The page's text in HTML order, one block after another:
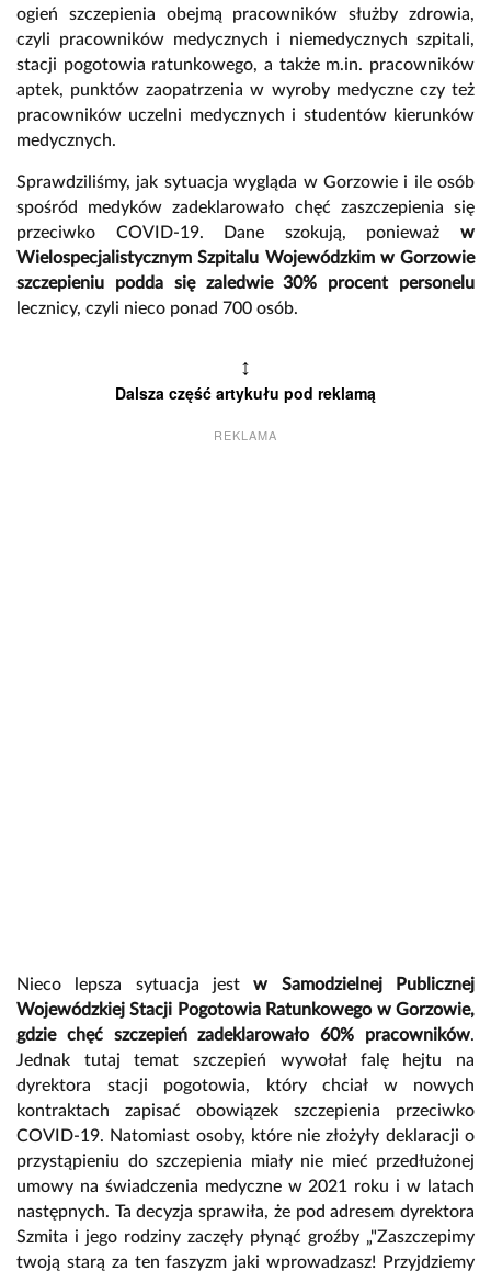
ogień szczepienia obejmą pracowników służby zdrowia,
czyli pracowników medycznych i niemedycznych szpitali,
stacji pogotowia ratunkowego, a także m.in. pracowników
aptek, punktów zaopatrzenia w wyroby medyczne czy też
pracowników uczelni medycznych i studentów kierunków
medycznych.
Sprawdziliśmy, jak sytuacja wygląda w Gorzowie i ile osób
spośród medyków zadeklarowało chęć zaszczepienia się
przeciwko COVID-19. Dane szokują, ponieważ w
Wielospecjalistycznym Szpitalu Wojewódzkim w Gorzowie
szczepieniu podda się zaledwie 30% procent personelu
lecznicy, czyli nieco ponad 700 osób.
↕
Dalsza część artykułu pod reklamą
REKLAMA
Nieco lepsza sytuacja jest w Samodzielnej Publicznej
Wojewódzkiej Stacji Pogotowia Ratunkowego w Gorzowie,
gdzie chęć szczepień zadeklarowało 60% pracowników.
Jednak tutaj temat szczepień wywołał falę hejtu na
dyrektora stacji pogotowia, który chciał w nowych
kontraktach zapisać obowiązek szczepienia przeciwko
COVID-19. Natomiast osoby, które nie złożyły deklaracji o
przystąpieniu do szczepienia miały nie mieć przedłużonej
umowy na świadczenia medyczne w 2021 roku i w latach
następnych. Ta decyzja sprawiła, że pod adresem dyrektora
Szmita i jego rodziny zaczęły płynąć groźby „"Zaszczepimy
twoją starą za ten faszyzm jaki wprowadzasz! Przyjdziemy